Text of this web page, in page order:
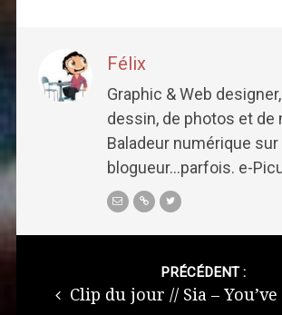
Félix
Graphic & Web
dessin, de photos et de
Baladeur numérique
blogueur...parfois. e-
Post
PRÉCÉDENT :
Clip du jour // Sia – You’ve